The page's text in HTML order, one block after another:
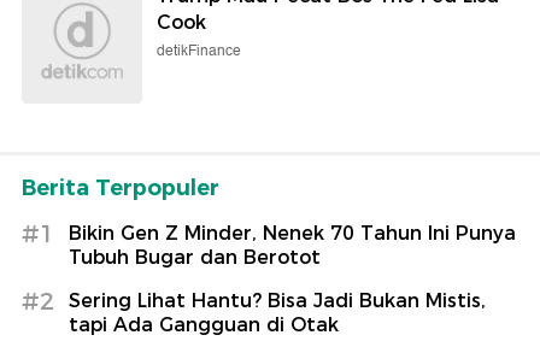
Cook
detikFinance
Berita Terpopuler
#1
Bikin Gen Z Minder, Nenek 70 Tahun Ini Punya
Tubuh Bugar dan Berotot
#2
Sering Lihat Hantu? Bisa Jadi Bukan Mistis,
tapi Ada Gangguan di Otak